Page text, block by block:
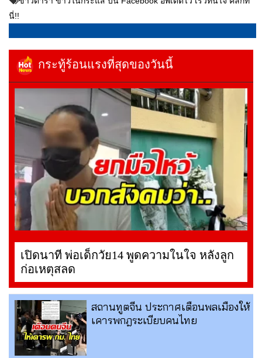
นี่!!
กระทู้ร้อนแรงที่สุดของวันนี้
เปิดนาที พ่อเด็กวัย14 พูดความในใจ หลังลูก
ก่อเหตุสลด
สถานทูตจีน ประกาศเตือนพลเมืองให้
เคารพกฎระเบียบคนไทย